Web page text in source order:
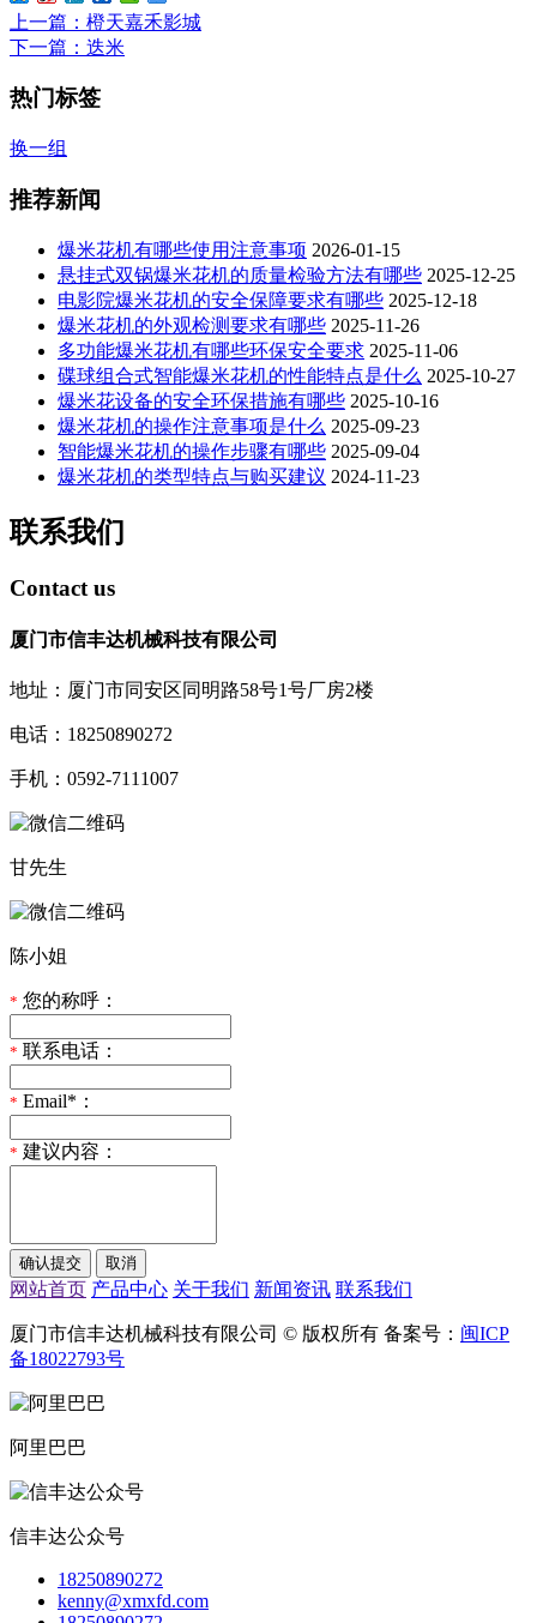
上一篇 ：橙天嘉禾影城
下一篇 ：迭米
热门标签
换一组
推荐新闻
爆米花机有哪些使用注意事项 2026-01-15
悬挂式双锅爆米花机的质量检验方法有哪些 2025-12-25
电影院爆米花机的安全保障要求有哪些 2025-12-18
爆米花机的外观检测要求有哪些 2025-11-26
多功能爆米花机有哪些环保安全要求 2025-11-06
碟球组合式智能爆米花机的性能特点是什么 2025-10-27
爆米花设备的安全环保措施有哪些 2025-10-16
爆米花机的操作注意事项是什么 2025-09-23
智能爆米花机的操作步骤有哪些 2025-09-04
爆米花机的类型特点与购买建议 2024-11-23
联系我们
Contact us
厦门市信丰达机械科技有限公司
地址：厦门市同安区同明路58号1号厂房2楼
电话：18250890272
手机：0592-7111007
甘先生
陈小姐
* 您的称呼：
* 联系电话：
* Email*：
* 建议内容：
网站首页 产品中心 关于我们 新闻资讯 联系我们
厦门市信丰达机械科技有限公司 © 版权所有 备案号： 闽ICP
备18022793号
阿里巴巴
信丰达公众号
18250890272
kenny@xmxfd.com